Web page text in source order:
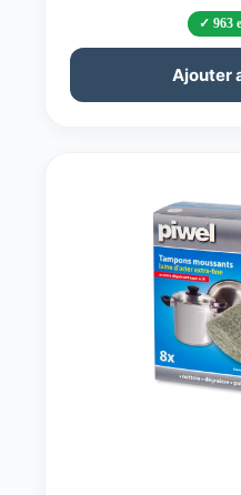
963
Ajouter